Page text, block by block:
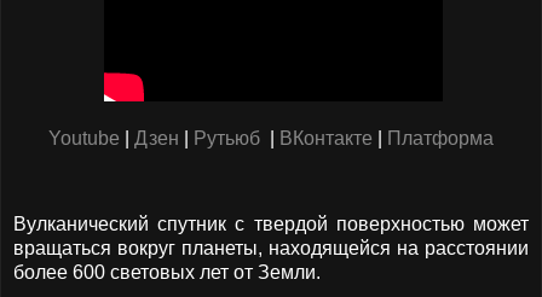
Youtube Дзен Рутьюб ВКонтакте Платформа
Вулканический спутник с твердой поверхностью может
вращаться вокруг планеты, находящейся на расстоянии
более 600 световых лет от Земли.